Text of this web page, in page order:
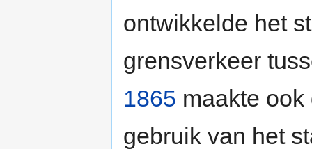
ontwikkelde het
grensverkeer
1865 maakte
gebruik van het